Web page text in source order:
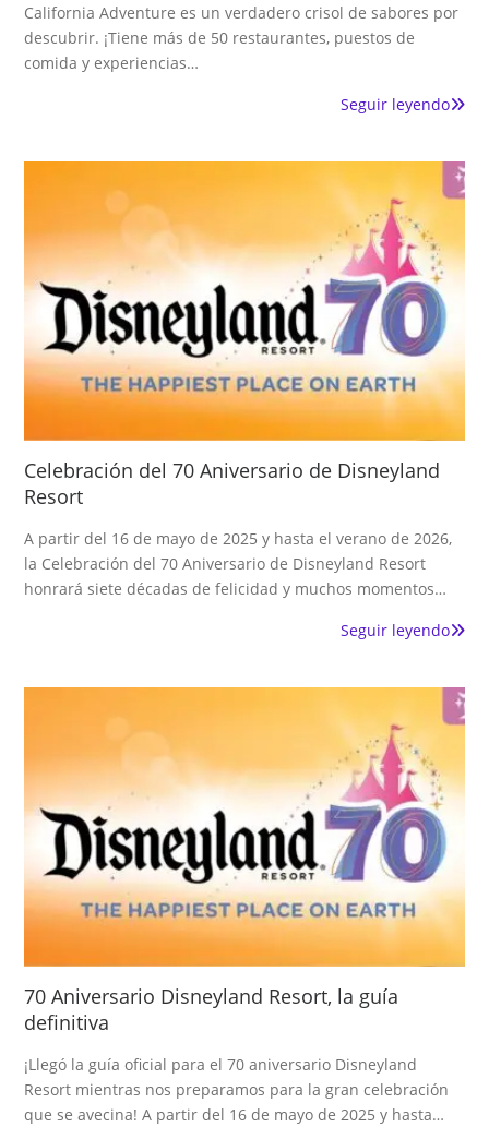
California Adventure es un verdadero crisol de sabores por
descubrir. ¡Tiene más de 50 restaurantes, puestos de
comida y experiencias…
Seguir leyendo
Celebración del 70 Aniversario de Disneyland
Resort
A partir del 16 de mayo de 2025 y hasta el verano de 2026,
la Celebración del 70 Aniversario de Disneyland Resort
honrará siete décadas de felicidad y muchos momentos…
Seguir leyendo
70 Aniversario Disneyland Resort, la guía
definitiva
¡Llegó la guía oficial para el 70 aniversario Disneyland
Resort mientras nos preparamos para la gran celebración
que se avecina! A partir del 16 de mayo de 2025 y hasta…